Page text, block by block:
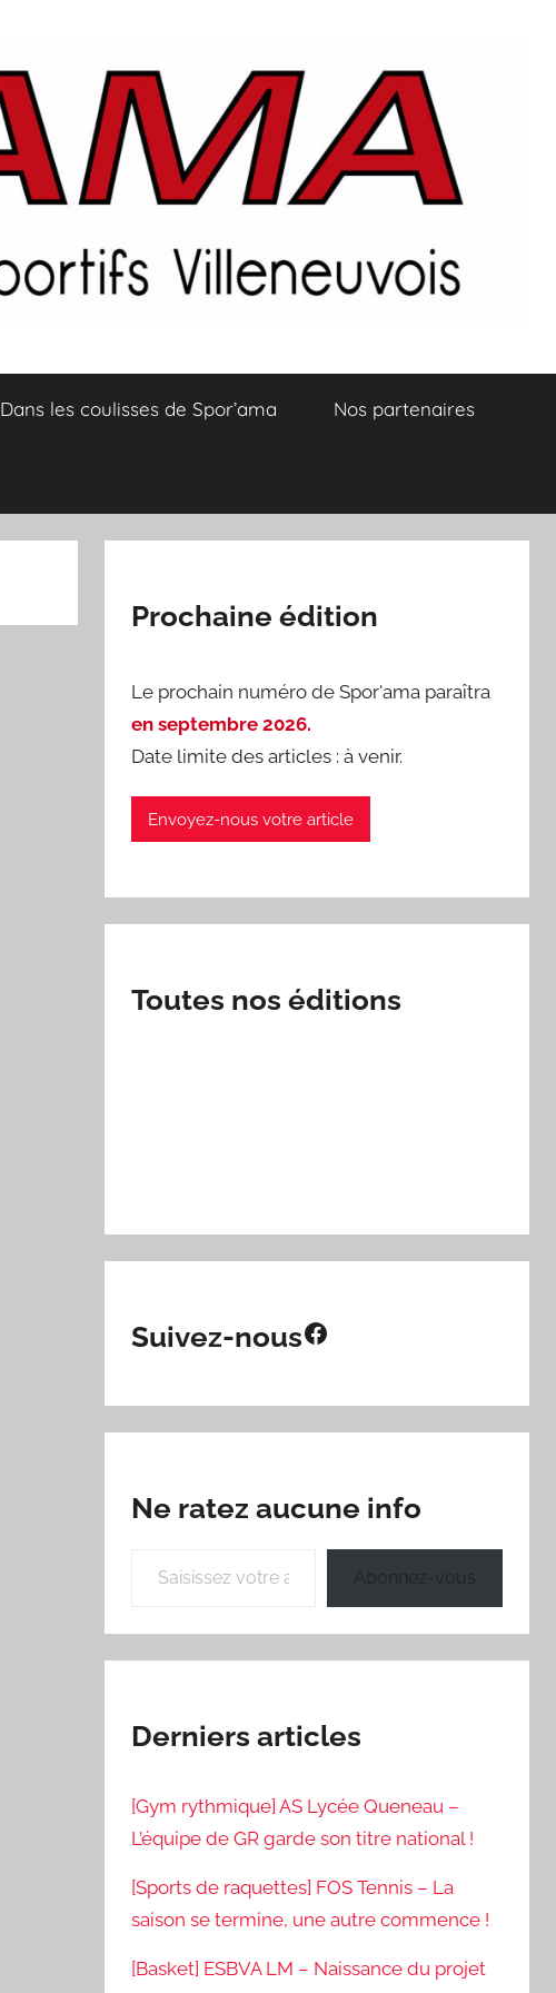
Dans les coulisses de Spor’ama Nos partenaires
Prochaine édition
Le prochain numéro de Spor'ama paraîtra
en septembre 2026.
Date limite des articles : à venir.
Envoyez-nous votre article
Toutes nos éditions
Suivez-nousFacebook
Ne ratez aucune info
Abonnez-vous
Derniers articles
[Gym rythmique] AS Lycée Queneau –
L’équipe de GR garde son titre national !
[Sports de raquettes] FOS Tennis – La
saison se termine, une autre commence !
[Basket] ESBVA LM – Naissance du projet